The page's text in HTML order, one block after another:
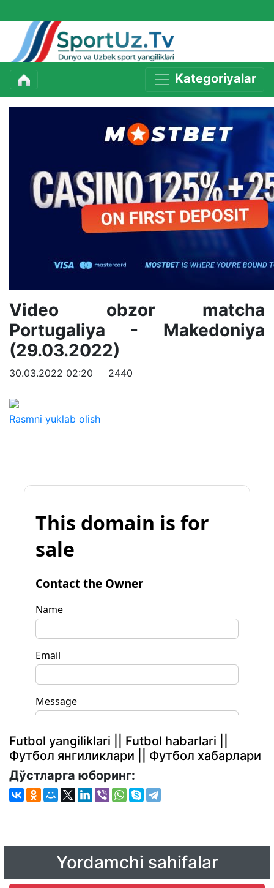
Kategoriyalar
Video obzor matcha
Portugaliya - Makedoniya
(29.03.2022)
30.03.2022 02:20 2440
Rasmni yuklab olish
Futbol yangiliklari || Futbol habarlari ||
Футбол янгиликлари || Футбол хабарлари
Дўстларга юборинг:
Yordamchi sahifalar